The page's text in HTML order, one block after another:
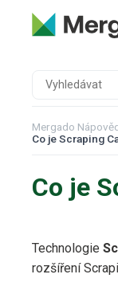
Mergado
Co je Scraping
Co je
Technologie
rozšíření